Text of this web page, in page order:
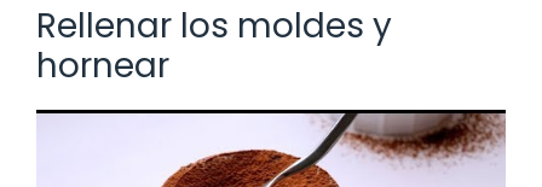
Rellenar los moldes y
hornear